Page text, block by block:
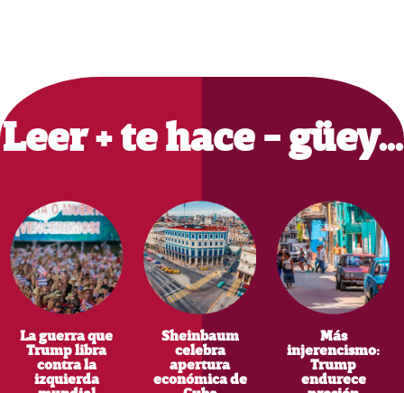
Primary
Sidebar
Leer + te hace - güey…
La guerra que
Trump libra
contra la
izquierda
Sheinbaum
celebra
apertura
económica de
Más
injerencismo:
Trump
endurece